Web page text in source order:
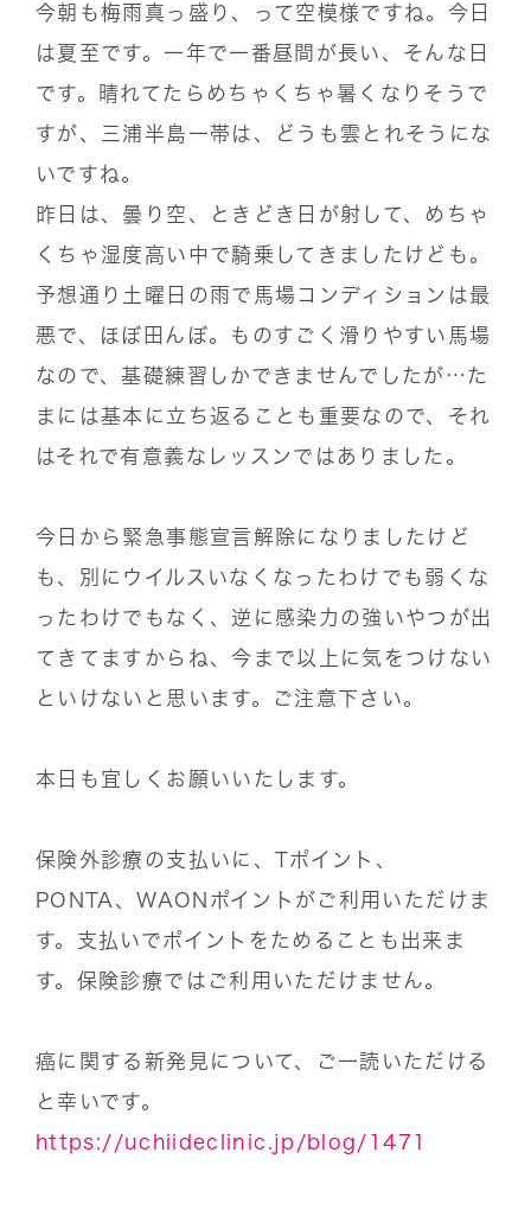
今朝も梅雨真っ盛り、って空模様ですね。今日
は夏至です。一年で一番昼間が長い、そんな日
です。晴れてたらめちゃくちゃ暑くなりそうで
すが、三浦半島一帯は、どうも雲とれそうにな
いですね。
昨日は、曇り空、ときどき日が射して、めちゃ
くちゃ湿度高い中で騎乗してきましたけども。
予想通り土曜日の雨で馬場コンディションは最
悪で、ほぼ田んぼ。ものすごく滑りやすい馬場
なので、基礎練習しかできませんでしたが…た
まには基本に立ち返ることも重要なので、それ
はそれで有意義なレッスンではありました。
今日から緊急事態宣言解除になりましたけど
も、別にウイルスいなくなったわけでも弱くな
ったわけでもなく、逆に感染力の強いやつが出
てきてますからね、今まで以上に気をつけない
といけないと思います。ご注意下さい。
本日も宜しくお願いいたします。
保険外診療の支払いに、Tポイント、
PONTA、WAONポイントがご利用いただけま
す。支払いでポイントをためることも出来ま
す。保険診療ではご利用いただけません。
癌に関する新発見について、ご一読いただける
と幸いです。
https://uchiideclinic.jp/blog/1471